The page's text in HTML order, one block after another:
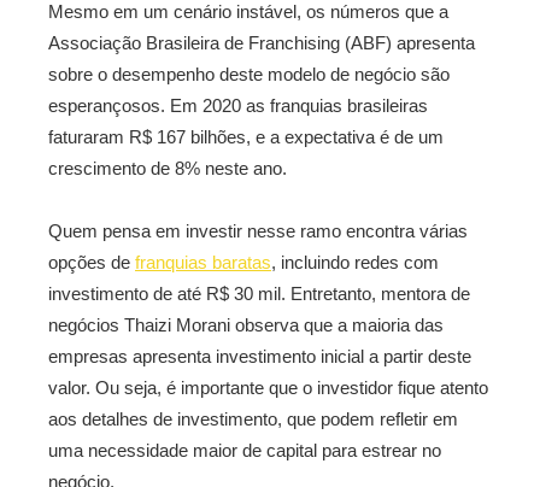
Mesmo em um cenário instável, os números que a
Associação Brasileira de Franchising (ABF) apresenta
sobre o desempenho deste modelo de negócio são
esperançosos. Em 2020 as franquias brasileiras
faturaram R$ 167 bilhões, e a expectativa é de um
crescimento de 8% neste ano.
Quem pensa em investir nesse ramo encontra várias
opções de franquias baratas, incluindo redes com
investimento de até R$ 30 mil. Entretanto, mentora de
negócios Thaizi Morani observa que a maioria das
empresas apresenta investimento inicial a partir deste
valor. Ou seja, é importante que o investidor fique atento
aos detalhes de investimento, que podem refletir em
uma necessidade maior de capital para estrear no
negócio.